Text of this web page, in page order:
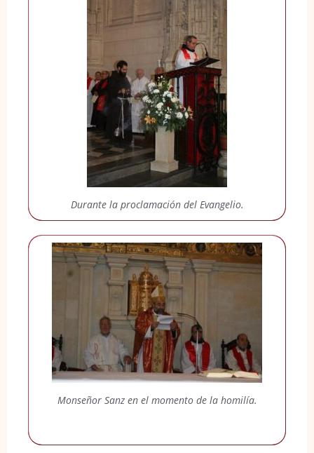
Durante la proclamación del Evangelio.
Monseñor Sanz en el momento de la homilía.